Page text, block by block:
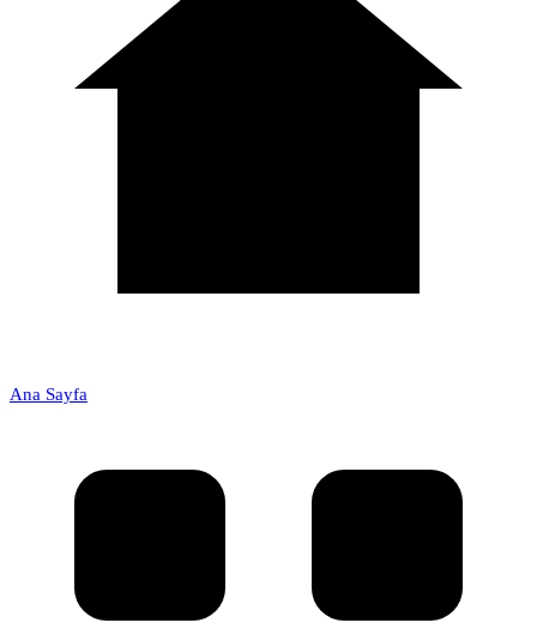
Ana Sayfa